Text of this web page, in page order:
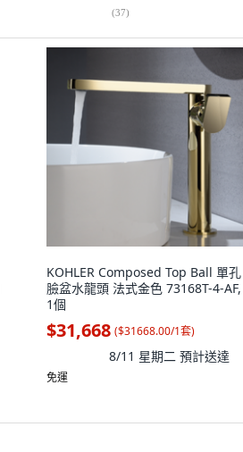
(37)
KOHLER Composed Top Ball 單孔
臉盆水龍頭 法式金色 73168T-4-AF,
1個
$31,668 ($31668.00/1套)
8/11 星期二 預計送達
免運